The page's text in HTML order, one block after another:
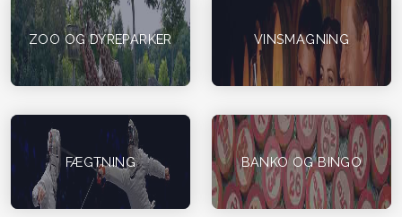
ZOO OG DYREPARKER VINSMAGNING
FÆGTNING BANKO OG BINGO